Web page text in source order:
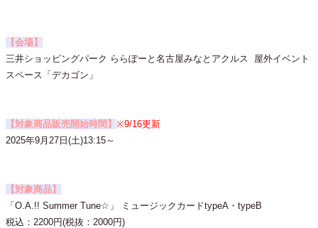
【会場】
三井ショッピングパーク ららぽーと名古屋みなとアクルス 屋外イベント
スペース「デカゴン」
【対象商品販売開始時間】 ※9/16更新
2025年9月27日(土)13:15～
【対象商品】
「O.A.!! Summer Tune☆」 ミュージックカードtypeA・typeB
税込：2200円(税抜：2000円)